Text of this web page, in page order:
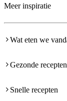
Meer inspiratie
Wat eten we
Gezonde recepten
Snelle recepten